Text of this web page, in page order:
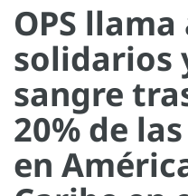
OPS llama
solidarios
sangre
20% de
en